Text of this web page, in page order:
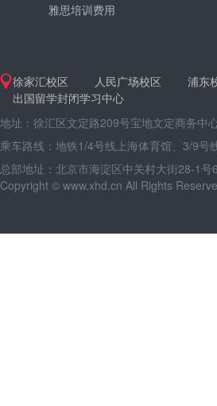
雅思培训费用
徐家汇校区 人民广场校区 浦东
出国留学封闭学习中心
地址：徐汇区文定路209号宝地文定商务中
乘车路线：地铁1/4号线上海体育馆、3/9号
总部地址：北京市海淀区中关村大街28-1号
Copyright © www.xhd.cn All Rights